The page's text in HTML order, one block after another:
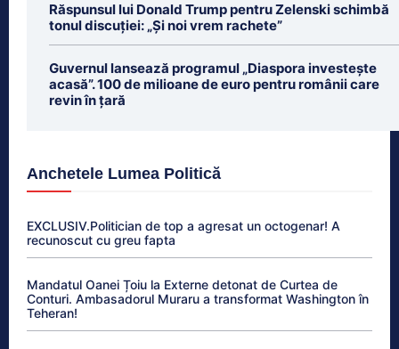
Răspunsul lui Donald Trump pentru Zelenski schimbă
tonul discuției: „Și noi vrem rachete”
Guvernul lansează programul „Diaspora investește
acasă”. 100 de milioane de euro pentru românii care
revin în țară
Anchetele Lumea Politică
EXCLUSIV.Politician de top a agresat un octogenar! A
recunoscut cu greu fapta
Mandatul Oanei Țoiu la Externe detonat de Curtea de
Conturi. Ambasadorul Muraru a transformat Washington în
Teheran!